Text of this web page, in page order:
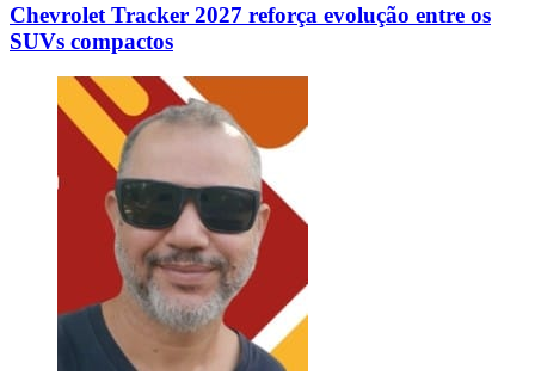
Chevrolet Tracker 2027 reforça evolução entre os
SUVs compactos